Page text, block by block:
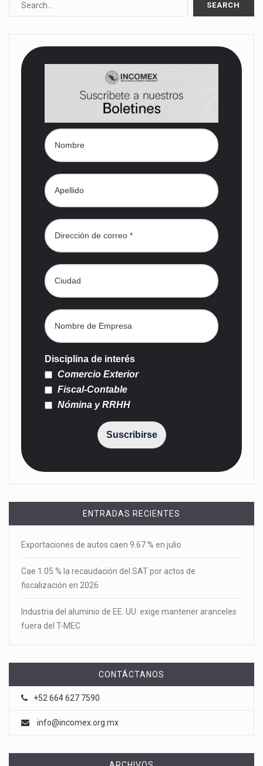
Disciplina de interés
Comercio Exterior
Fiscal-Contable
Nómina y RRHH
Suscribirse
ENTRADAS RECIENTES
Exportaciones de autos caen 9.67 % en julio
Cae 1.05 % la recaudación del SAT por actos de
fiscalización en 2026
Industria del aluminio de EE. UU. exige mantener aranceles
fuera del T-MEC
CONTÁCTANOS
+52 664 627 7590
info@incomex.org.mx